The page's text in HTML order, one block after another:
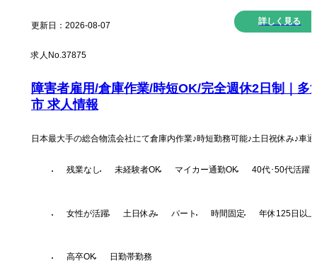
更新日： 2026-08-07
求人No.37875
詳しく見る
障害者雇用/倉庫作業/時短OK/完全週休2日制｜多
市 求人情報
日本最大手の総合物流会社にて倉庫内作業♪時短勤務可能♪土日祝休み♪車
残業なし 未経験者OK マイカー通勤OK 40代･50代活躍
女性が活躍 土日休み パート 時間固定 年休125日以上
高卒OK 日勤帯勤務